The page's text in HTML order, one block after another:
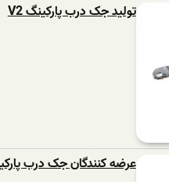
تولید جک درب پارکینگ V2
عرضه کنندگان جک درب